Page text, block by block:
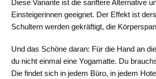
Diese Variante ist die sanftere Alternative
Einsteigerinnen geeignet. Der Effekt ist
Schultern werden gekräftigt, die
Und das Schöne daran: Für die Hand an
du nicht einmal eine Yogamatte. Du
Die findet sich in jedem Büro, in jedem